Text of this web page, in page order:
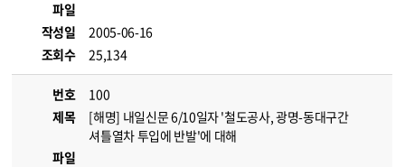
파일
작성일
2005-06-16
조회수
25,134
번호
100
제목
[해명] 내일신문 6/10일자 '철도공사, 광명-동대구간
셔틀열차 투입에 반발'에 대해
파일